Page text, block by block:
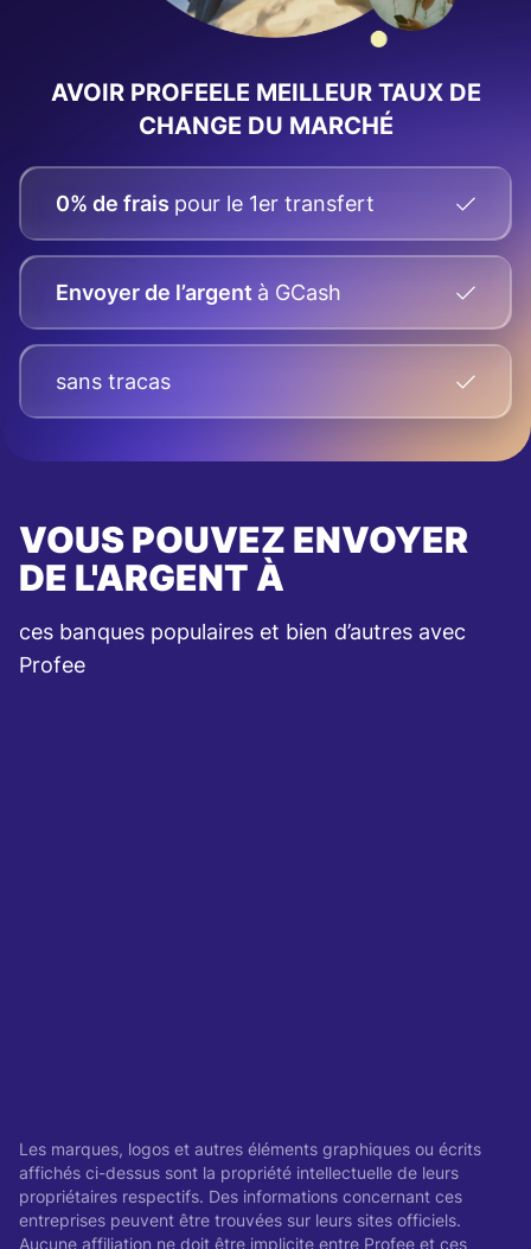
AVOIR PROFEELE MEILLEUR TAUX DE
CHANGE DU MARCHÉ
0% de frais pour le 1er transfert
Envoyer de l’argent à GCash
sans tracas
VOUS POUVEZ ENVOYER
DE L'ARGENT À
ces banques populaires et bien d’autres avec
Profee
Les marques, logos et autres éléments graphiques ou écrits
affichés ci-dessus sont la propriété intellectuelle de leurs
propriétaires respectifs. Des informations concernant ces
entreprises peuvent être trouvées sur leurs sites officiels.
Aucune affiliation ne doit être implicite entre Profee et ces